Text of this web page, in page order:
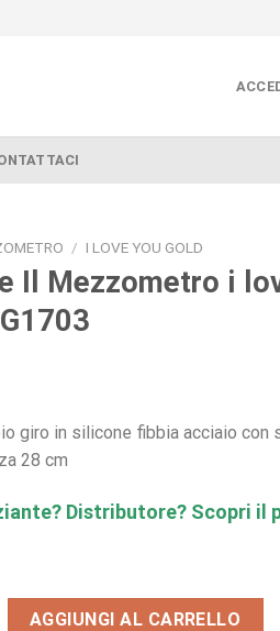
/ I LOVE YOU GOLD
Il Mezzometro i
giro in silicone fibbia acciaio
28 cm
Distributore? Scopri il
i love you grey gold
AGGIUNGI AL CARRELLO